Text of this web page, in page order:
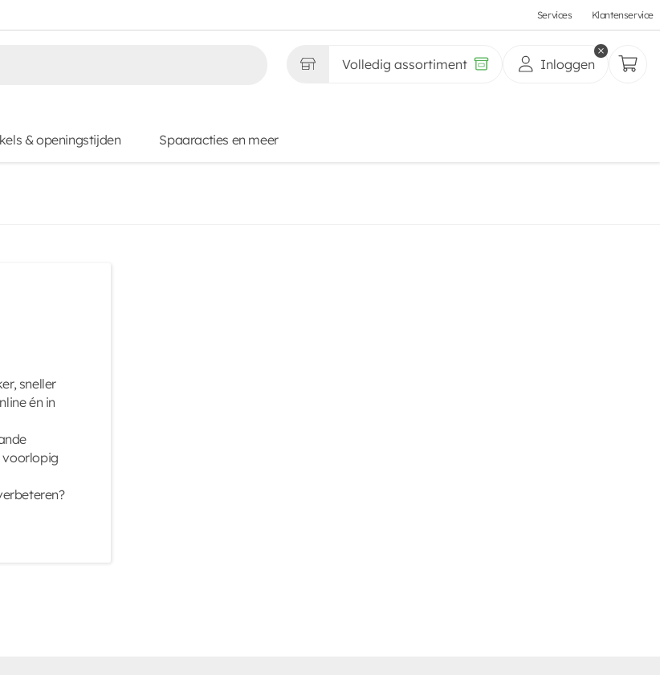
Services Klantenservice
Volledig assortiment Inloggen
& openingstijden Spaaracties en meer
sneller
én in
voorlopig